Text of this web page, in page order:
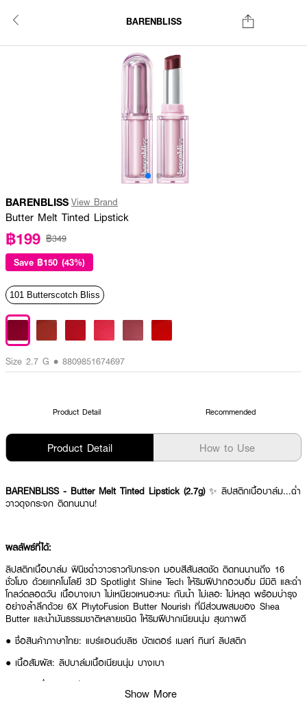
BARENBLISS
BARENBLISS View Brand
Butter Melt Tinted Lipstick
฿199 ฿349
Save ฿150 (43%)
101 Butterscotch Bliss
Size 2.7 G • 8809851674697
Product Detail Recommended
Product Detail How to Use
BARENBLISS - Butter Melt Tinted Lipstick (2.7g) ✨ ลิปสติกเนื้อบาล์ม...ฉ่ำ
วาวดุจกระจก ติดทนนาน!
ผลลัพธ์ที่ได้:
ลิปสติกเนื้อบาล์ม ฟินิชฉ่ำวาวราวกับกระจก มอบสีสันสดชัด ติดทนนานถึง 16
ชั่วโมง ด้วยเทคโนโลยี 3D Spotlight Shine Tech ให้ริมฝีปากอวบอิ่ม มีมิติ และฉ่ำ
โกลว์ตลอดวัน เนื้อบางเบา ไม่เหนียวเหนอะหนะ กันน้ำ ไม่เลอะ ไม่หลุด พร้อมบำรุง
อย่างล้ำลึกด้วย 6X PhytoFusion Butter Nourish ที่มีส่วนผสมของ Shea
Butter และน้ำมันธรรมชาติหลายชนิด ให้ริมฝีปากเนียนนุ่ม สุขภาพดี
● ชื่อสินค้าภาษาไทย: แบร์แอนด์บลิซ บัตเตอร์ เมลท์ ทินท์ ลิปสติก
● เนื้อสัมผัส: ลิปบาล์มเนื้อเนียนนุ่ม บางเบา
● ฟินิช: ฉ่ำวาวราวกับกระจก (3D Spotlight Shine Tech)
Show More